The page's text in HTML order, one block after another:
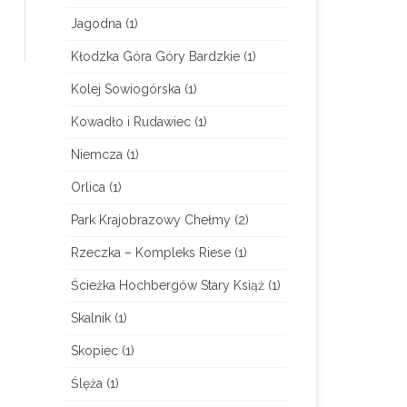
Jagodna (1)
Kłodzka Góra Góry Bardzkie(1)
Kolej Sowiogórska (1)
Kowadło i Rudawiec(1)
Niemcza (1)
Orlica (1)
Park Krajobrazowy Chełmy(2)
Rzeczka – Kompleks Riese(1)
Ścieżka Hochbergów Stary Książ(1)
Skalnik(1)
Skopiec(1)
Ślęża (1)